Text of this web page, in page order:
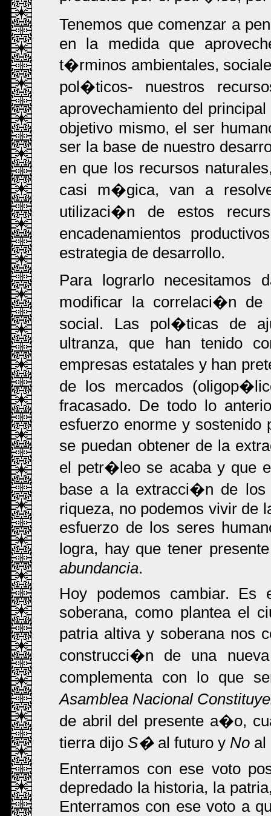
Tenemos que comenzar a
en la medida que
t�rminos ambientales,
pol�ticos- nuestros
aprovechamiento del
objetivo mismo, el ser
ser la base de nuestro
en que los recursos
casi m�gica, van a
utilizaci�n de estos
encadenamientos
estrategia de desarrollo.
Para lograrlo necesitamos
modificar la correlaci�n
social. Las pol�ticas de
ultranza, que han tenido
empresas estatales y han
de los mercados
fracasado. De todo lo
esfuerzo enorme y sostenido
se puedan obtener de la
el petr�leo se acaba y que
base a la extracci�n de los
riqueza, no podemos vivir de
esfuerzo de los seres
logra, hay que tener
abundancia.
Hoy podemos cambiar.
soberana, como plantea el
patria altiva y soberana nos
construcci�n de una
complementa con lo que
Asamblea Nacional
de abril del presente a�o,
tierra dijo S�al futuro y No al
Enterramos con ese voto
depredado la historia, la
Enterramos con ese voto a